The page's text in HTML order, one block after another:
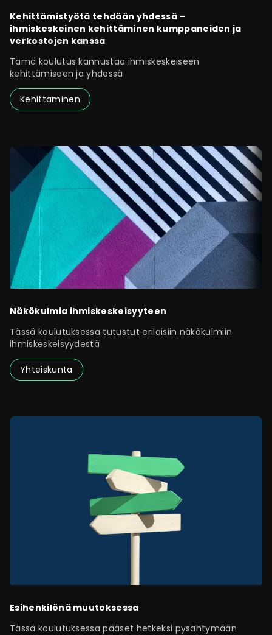
Kehittämistyötä tehdään yhdessä –
ihmiskeskeinen kehittäminen kumppaneiden ja
verkostojen kanssa
Tämä koulutus kannustaa ihmiskeskeiseen
kehittämiseen ja yhdessä
Kehittäminen
Näkökulmia ihmiskeskeisyyteen
Tässä koulutuksessa tutustut erilaisiin näkökulmiin
ihmiskeskeisyydestä
Yhteiskunta
Esihenkilönä muutoksessa
Tässä koulutuksessa pääset hetkeksi pysähtymään